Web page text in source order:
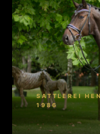
SATTLEREI
986